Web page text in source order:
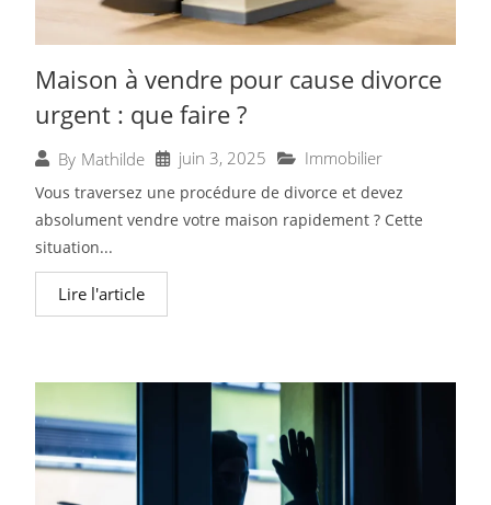
Maison à vendre pour cause divorce
urgent : que faire ?
By Mathilde juin 3, 2025 Immobilier
Vous traversez une procédure de divorce et devez
absolument vendre votre maison rapidement ? Cette
situation...
Lire l'article